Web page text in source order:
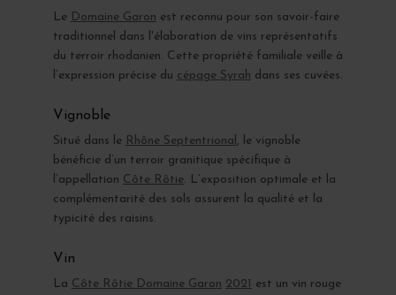
Le Domaine Garon est reconnu pour son savoir-faire
traditionnel dans l'élaboration de vins représentatifs
du terroir rhodanien. Cette propriété familiale veille à
l’expression précise du cépage Syrah dans ses cuvées.
Vignoble
Situé dans le Rhône Septentrional , le vignoble
bénéficie d’un terroir granitique spécifique à
l’appellation Côte Rôtie. L’exposition optimale et la
complémentarité des sols assurent la qualité et la
typicité des raisins.
Vin
La Côte Rôtie Domaine Garon 2021 est un vin rouge